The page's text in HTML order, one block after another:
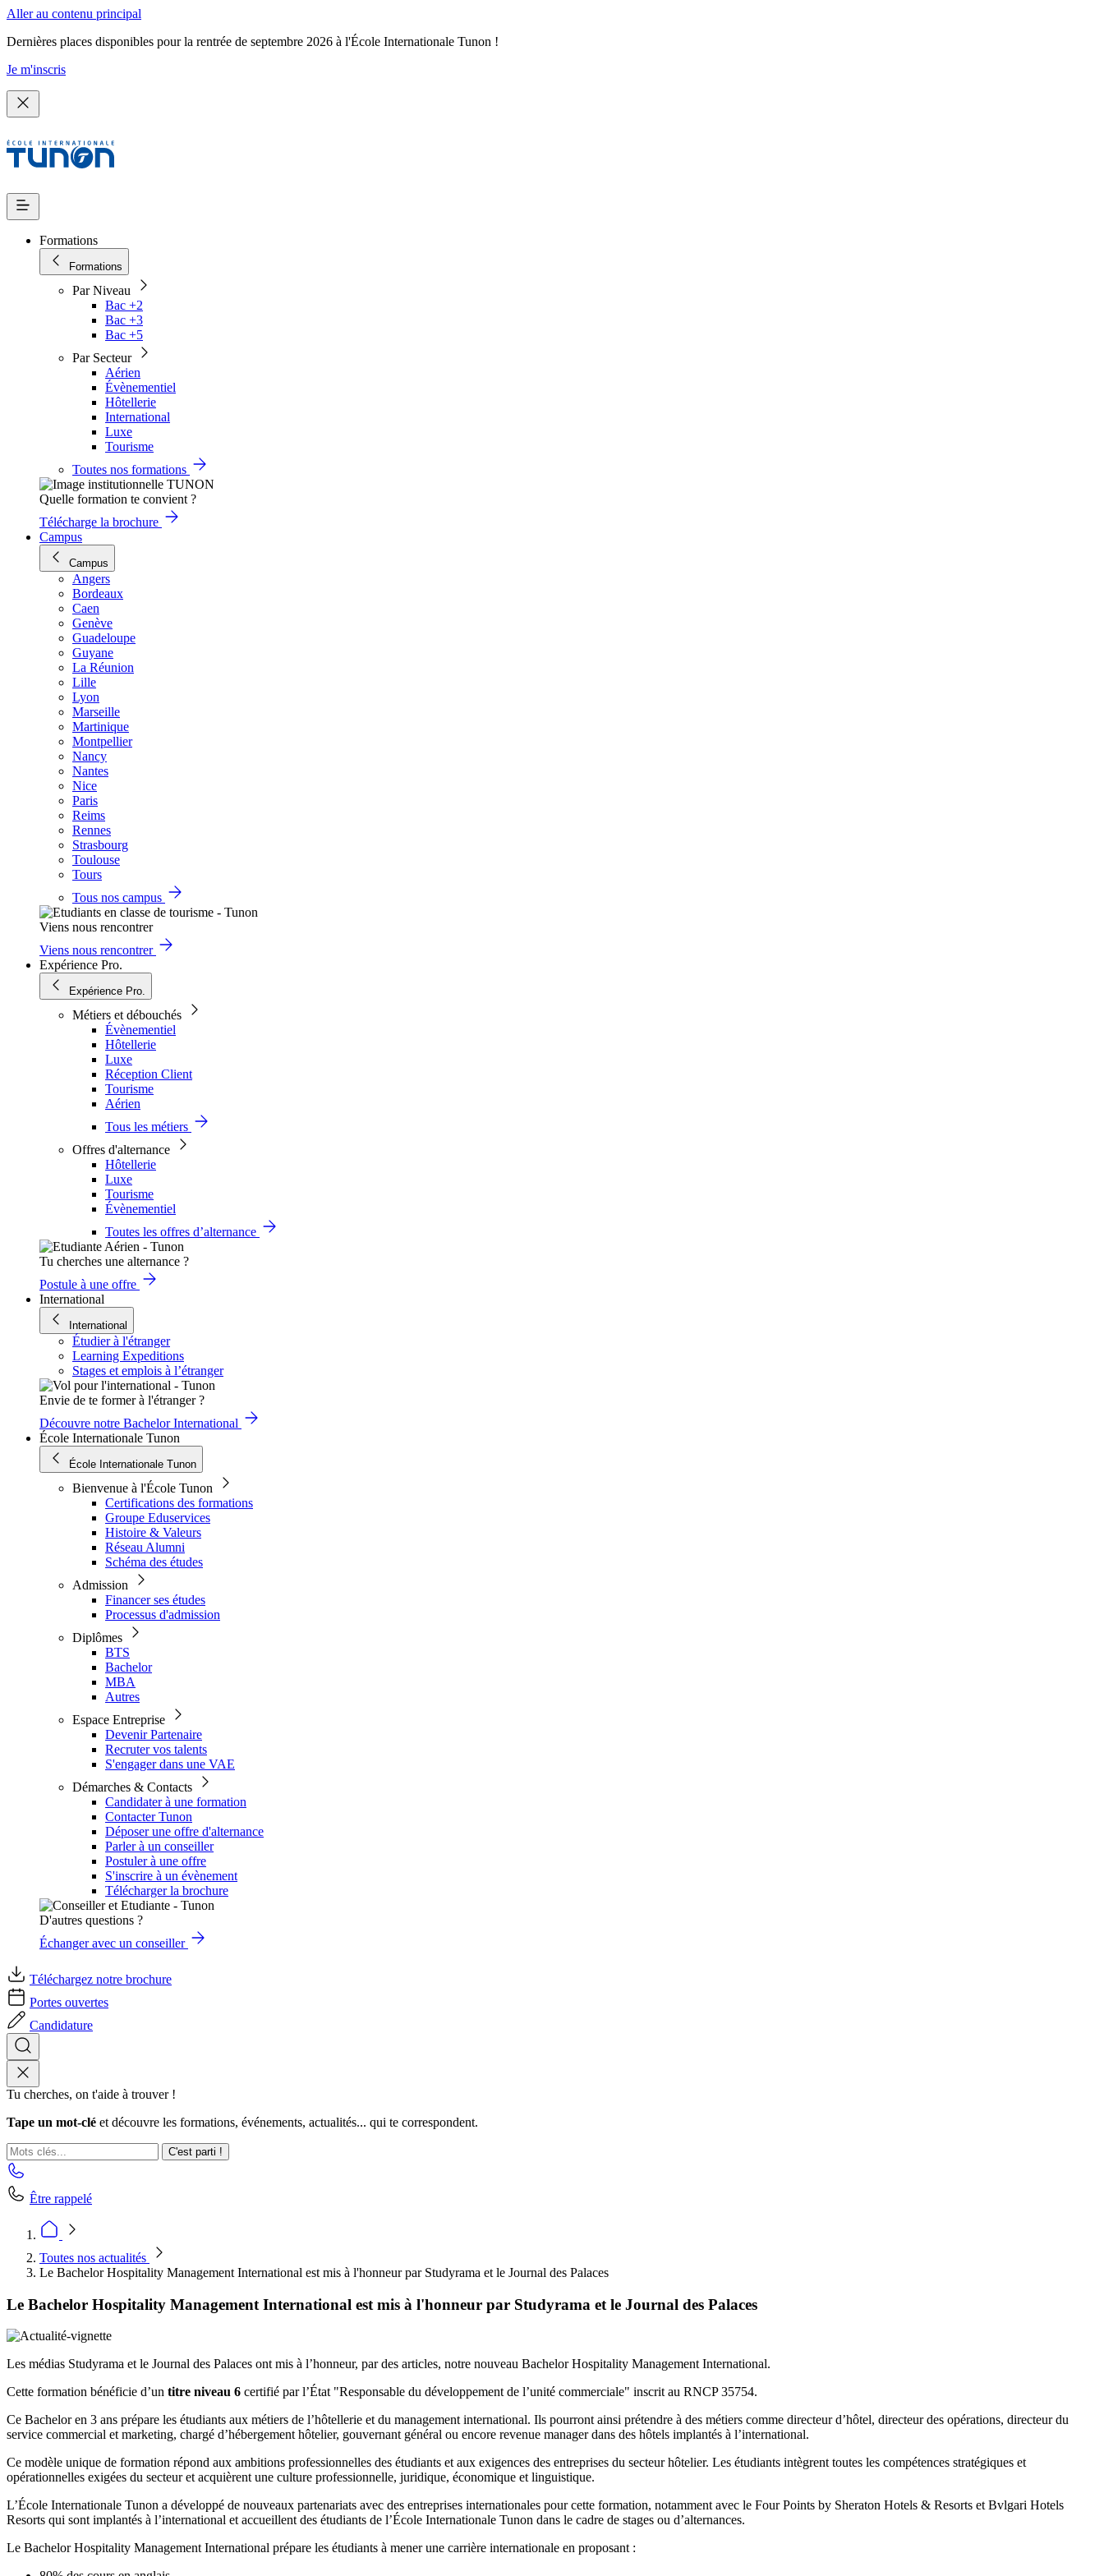
Aller au contenu principal
Dernières places disponibles pour la rentrée de septembre 2026 à l'École Internationale Tunon !
Je m'inscris
Formations
Formations
Par Niveau
Bac +2
Bac +3
Bac +5
Par Secteur
Aérien
Évènementiel
Hôtellerie
International
Luxe
Tourisme
Toutes nos formations
Quelle formation te convient ?
Télécharge la brochure
Campus
Campus
Angers
Bordeaux
Caen
Genève
Guadeloupe
Guyane
La Réunion
Lille
Lyon
Marseille
Martinique
Montpellier
Nancy
Nantes
Nice
Paris
Reims
Rennes
Strasbourg
Toulouse
Tours
Tous nos campus
Viens nous rencontrer
Viens nous rencontrer
Expérience Pro.
Expérience Pro.
Métiers et débouchés
Évènementiel
Hôtellerie
Luxe
Réception Client
Tourisme
Aérien
Tous les métiers
Offres d'alternance
Hôtellerie
Luxe
Tourisme
Évènementiel
Toutes les offres d’alternance
Tu cherches une alternance ?
Postule à une offre
International
International
Étudier à l'étranger
Learning Expeditions
Stages et emplois à l’étranger
Envie de te former à l'étranger ?
Découvre notre Bachelor International
École Internationale Tunon
École Internationale Tunon
Bienvenue à l'École Tunon
Certifications des formations
Groupe Eduservices
Histoire & Valeurs
Réseau Alumni
Schéma des études
Admission
Financer ses études
Processus d'admission
Diplômes
BTS
Bachelor
MBA
Autres
Espace Entreprise
Devenir Partenaire
Recruter vos talents
S'engager dans une VAE
Démarches & Contacts
Candidater à une formation
Contacter Tunon
Déposer une offre d'alternance
Parler à un conseiller
Postuler à une offre
S'inscrire à un évènement
Télécharger la brochure
D'autres questions ?
Échanger avec un conseiller
Téléchargez notre brochure
Portes ouvertes
Candidature
Tu cherches, on t'aide à trouver !
Tape un mot-clé et découvre les formations, événements, actualités... qui te correspondent.
C'est parti !
Être rappelé
Toutes nos actualités
Le Bachelor Hospitality Management International est mis à l'honneur par Studyrama et le Journal des Palaces
Le Bachelor Hospitality Management International est mis à l'honneur par Studyrama et le Journal des Palaces
Les médias Studyrama et le Journal des Palaces ont mis à l’honneur, par des articles, notre nouveau Bachelor Hospitality Management International.
Cette formation bénéficie d’un titre niveau 6 certifié par l’État "Responsable du développement de l’unité commerciale" inscrit au RNCP 35754.
Ce Bachelor en 3 ans prépare les étudiants aux métiers de l’hôtellerie et du management international. Ils pourront ainsi prétendre à des métiers comme directeur d’hôtel, directeur des opérations, directeur du
service commercial et marketing, chargé d’hébergement hôtelier, gouvernant général ou encore revenue manager dans des hôtels implantés à l’international.
Ce modèle unique de formation répond aux ambitions professionnelles des étudiants et aux exigences des entreprises du secteur hôtelier. Les étudiants intègrent toutes les compétences stratégiques et
opérationnelles exigées du secteur et acquièrent une culture professionnelle, juridique, économique et linguistique.
L’École Internationale Tunon a développé de nouveaux partenariats avec des entreprises internationales pour cette formation, notamment avec le Four Points by Sheraton Hotels & Resorts et Bvlgari Hotels
Resorts qui sont implantés à l’international et accueillent des étudiants de l’École Internationale Tunon dans le cadre de stages ou d’alternances.
Le Bachelor Hospitality Management International prépare les étudiants à mener une carrière internationale en proposant :